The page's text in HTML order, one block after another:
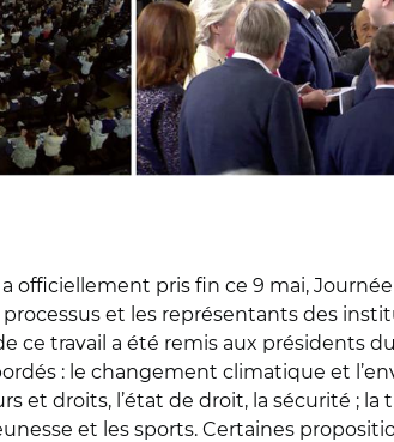
officiellement pris fin ce 9 mai,
et les représentants des
ce travail a été remis aux présidents
: le changement climatique et
et droits, l’état de droit, la sécurité ;
et les sports. Certaines